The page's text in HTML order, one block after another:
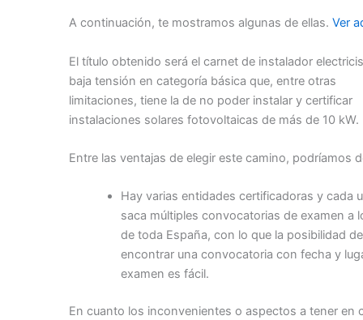
A continuación, te mostramos algunas de ellas. Ver
El título obtenido será el carnet de instalador
baja tensión en categoría básica que, entre otras
limitaciones, tiene la de no poder instalar y certificar
instalaciones solares fotovoltaicas de más de 10 kW.
Entre las ventajas de elegir este camino, podríamos
Hay varias entidades certificadoras y cada
saca múltiples convocatorias de examen a
de toda España, con lo que la posibilidad de
encontrar una convocatoria con fecha y
examen es fácil.
En cuanto los inconvenientes o aspectos a tener en